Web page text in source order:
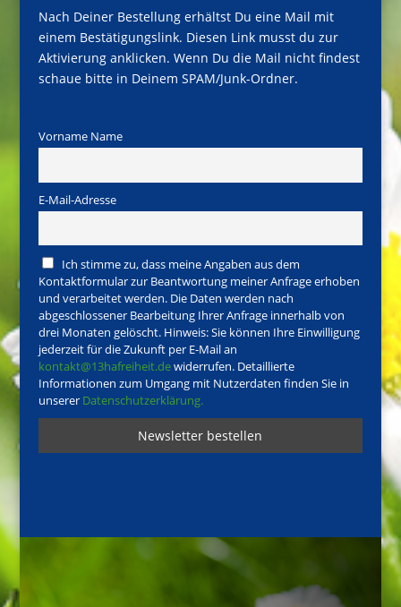
Nach Deiner Bestellung erhältst Du eine Mail mit
einem Bestätigungslink. Diesen Link musst du zur
Aktivierung anklicken. Wenn Du die Mail nicht findest
schaue bitte in Deinem SPAM/Junk-Ordner.
Vorname Name
E-Mail-Adresse
Ich stimme zu, dass meine Angaben aus dem
Kontaktformular zur Beantwortung meiner Anfrage erhoben
und verarbeitet werden. Die Daten werden nach
abgeschlossener Bearbeitung Ihrer Anfrage innerhalb von
drei Monaten gelöscht. Hinweis: Sie können Ihre Einwilligung
jederzeit für die Zukunft per E-Mail an
kontakt@13hafreiheit.dewiderrufen. Detaillierte
Informationen zum Umgang mit Nutzerdaten finden Sie in
unserer Datenschutzerklärung.